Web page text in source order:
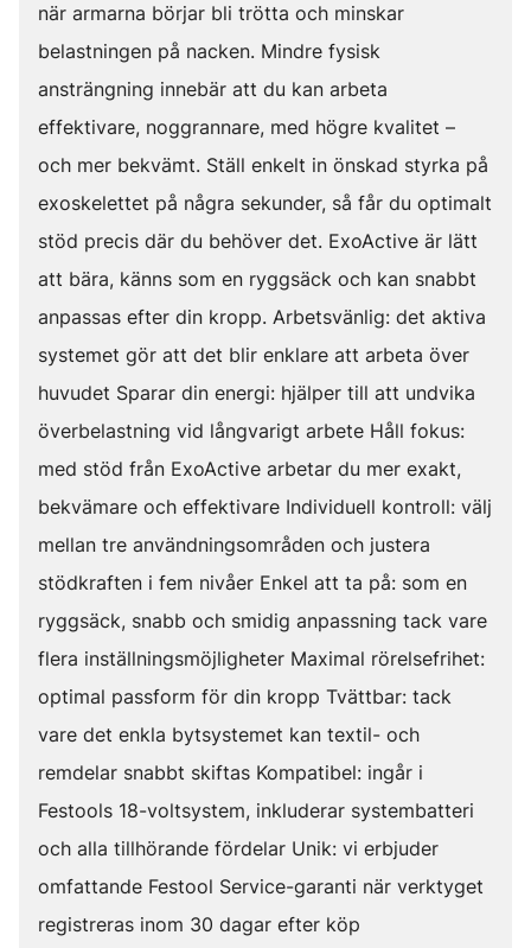
när armarna börjar bli trötta och minskar
belastningen på nacken. Mindre fysisk
ansträngning innebär att du kan arbeta
effektivare, noggrannare, med högre kvalitet –
och mer bekvämt. Ställ enkelt in önskad styrka på
exoskelettet på några sekunder, så får du optimalt
stöd precis där du behöver det. ExoActive är lätt
att bära, känns som en ryggsäck och kan snabbt
anpassas efter din kropp. Arbetsvänlig: det aktiva
systemet gör att det blir enklare att arbeta över
huvudet Sparar din energi: hjälper till att undvika
överbelastning vid långvarigt arbete Håll fokus:
med stöd från ExoActive arbetar du mer exakt,
bekvämare och effektivare Individuell kontroll: välj
mellan tre användningsområden och justera
stödkraften i fem nivåer Enkel att ta på: som en
ryggsäck, snabb och smidig anpassning tack vare
flera inställningsmöjligheter Maximal rörelsefrihet:
optimal passform för din kropp Tvättbar: tack
vare det enkla bytsystemet kan textil- och
remdelar snabbt skiftas Kompatibel: ingår i
Festools 18-voltsystem, inkluderar systembatteri
och alla tillhörande fördelar Unik: vi erbjuder
omfattande Festool Service-garanti när verktyget
registreras inom 30 dagar efter köp